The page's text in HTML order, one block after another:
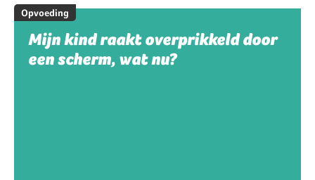
Opvoeding
Mijn kind raakt overprikkeld door
een scherm, wat nu?